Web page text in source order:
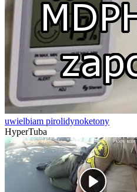
uwielbiam pirolidynoketony
HyperTuba